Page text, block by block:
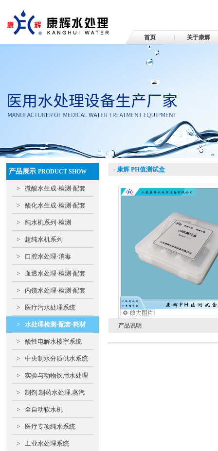
首页 关于康辉
产品展示 PRODUCT SHOW
> 微酸水生成·检测·配套
> 酸化水生成·检测·配套
> 纯水机系列·检测
> 超纯水机系列
> 口腔水处理·消毒
> 血透水处理·检测·配套
> 内镜水处理·检测·配套
> 医疗污水处理系统
> 水处理检测·配套·耗材
> 酸性电解水楼宇系统
> 中央制水分质供水系统
> 实验与动物饮用水处理
> 制剂.制药水处理.蒸汽
> 全自动软水机
> 医疗专项纯水系统
> 工业水处理系统
- 康辉 PH值测试盒
产品说明